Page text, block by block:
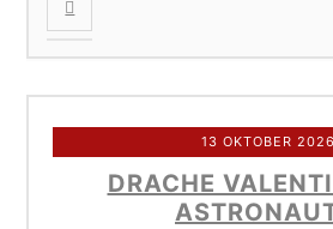
13 OKTOBER 2026
DRACHE